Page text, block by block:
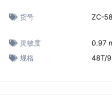
货号 ZC-
灵敏度
0.97
规格
48T/